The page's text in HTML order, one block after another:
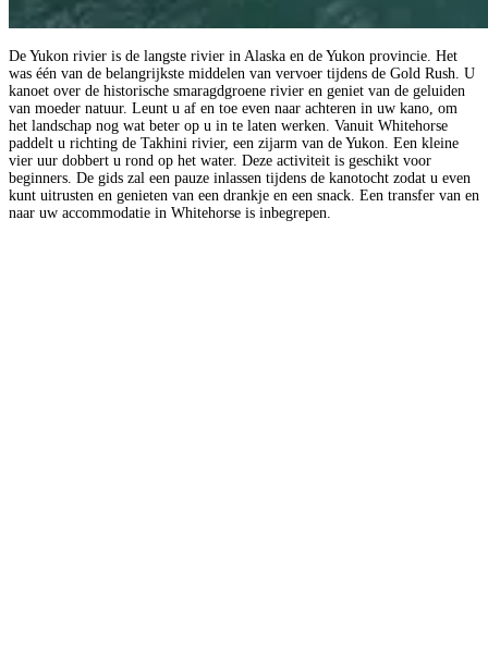
De Yukon rivier is de langste rivier in Alaska en de Yukon provincie. Het
was één van de belangrijkste middelen van vervoer tijdens de Gold Rush. U
kanoet over de historische smaragdgroene rivier en geniet van de geluiden
van moeder natuur. Leunt u af en toe even naar achteren in uw kano, om
het landschap nog wat beter op u in te laten werken. Vanuit Whitehorse
paddelt u richting de Takhini rivier, een zijarm van de Yukon. Een kleine
vier uur dobbert u rond op het water. Deze activiteit is geschikt voor
beginners. De gids zal een pauze inlassen tijdens de kanotocht zodat u even
kunt uitrusten en genieten van een drankje en een snack. Een transfer van en
naar uw accommodatie in Whitehorse is inbegrepen.